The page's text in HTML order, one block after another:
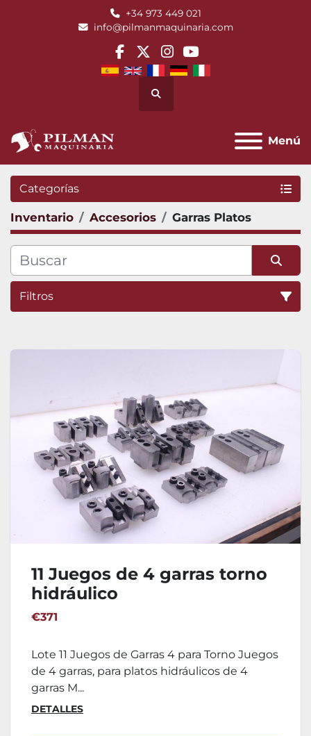
+34 973 449 021
info@pilmanmaquinaria.com
facebook
twitterinstagram
youtube
Buscar
Menú
Categorías
Inventario Accesorios Garras Platos
Filtros
11 Juegos de 4 garras torno
hidráulico
€371
Lote 11 Juegos de Garras 4 para Torno Juegos
de 4 garras, para platos hidráulicos de 4
garras M...
DETALLES